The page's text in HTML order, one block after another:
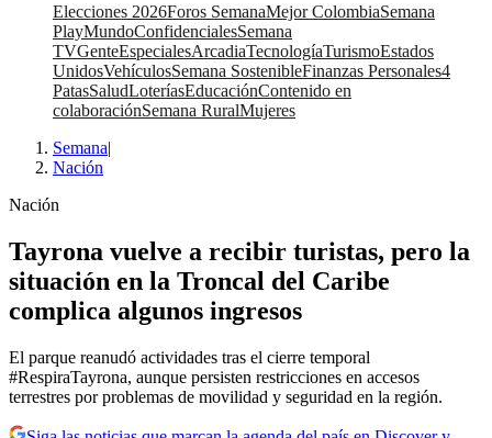
Elecciones 2026Foros SemanaMejor ColombiaSemana
PlayMundoConfidencialesSemana
TVGenteEspecialesArcadiaTecnologíaTurismoEstados
UnidosVehículosSemana SostenibleFinanzas Personales4
PatasSaludLoteríasEducaciónContenido en
colaboraciónSemana RuralMujeres
Semana|
Nación
Nación
Tayrona vuelve a recibir turistas, pero la
situación en la Troncal del Caribe
complica algunos ingresos
El parque reanudó actividades tras el cierre temporal
#RespiraTayrona, aunque persisten restricciones en accesos
terrestres por problemas de movilidad y seguridad en la región.